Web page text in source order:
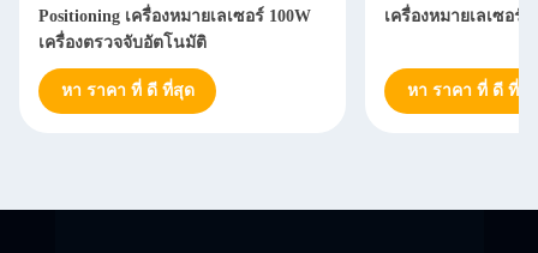
เครื่องหมายเลเซอร์อุตสาหกรรม
หา ราคา ที่ ดี ที่สุด
เครื่องเครื่องหมายเ
หา ราคา ที่ ดี ที่สุ